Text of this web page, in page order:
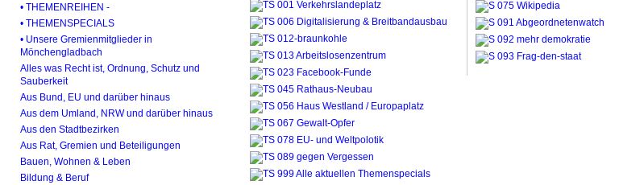
• THEMENREIHEN -
• THEMENSPECIALS
• Unsere Gremienmitglieder in
Mönchengladbach
Alles was Recht ist, Ordnung, Schutz und
Sauberkeit
Aus Bund, EU und darüber hinaus
Aus dem Umland, NRW und darüber hinaus
Aus den Stadtbezirken
Aus Rat, Gremien und Beteiligungen
Bauen, Wohnen & Leben
Bildung & Beruf